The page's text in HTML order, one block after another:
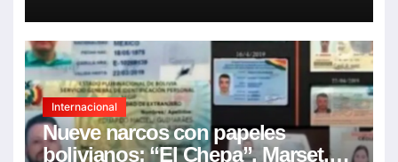
Internacional
Nueve narcos con papeles
bolivianos: “El Chepa”, Marset,